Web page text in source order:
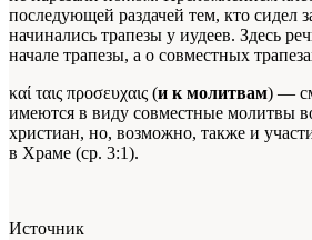
последующей раздачей тем, кто сидел
начинались трапезы у иудеев. Здесь
начале трапезы, а о совместных
καί ταις προσευχαις (и к молитвам) —
имеются в виду совместные молитвы
христиан, но, возможно, также и
в Храме (ср. 3:1).
Источник